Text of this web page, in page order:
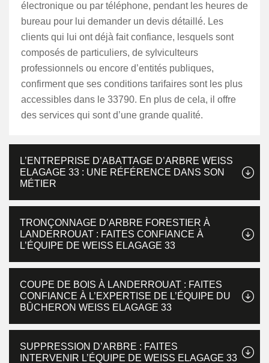
électronique ou par téléphone, pendant les heures de
bureau pour lui demander un devis détaillé. Les
clients qui lui ont déjà fait confiance, lesquels sont
composés de particuliers, de sylviculteurs
professionnels ou encore d’entités publiques,
confirment que ses conditions tarifaires sont les plus
accessibles dans le 33790. En plus de cela, il offre
des services qui sont d’une grande qualité.
L’ENTREPRISE D’ABATTAGE D’ARBRE WEISS
ELAGAGE 33 : UNE RÉFÉRENCE DANS SON
MÉTIER
TRONÇONNAGE D’ARBRE FORESTIER À
LANDERROUAT : FAITES CONFIANCE À
L’ÉQUIPE DE WEISS ELAGAGE 33
COUPE DE BOIS À LANDERROUAT : FAITES
CONFIANCE À L’EXPERTISE DE L’ÉQUIPE DU
BÛCHERON WEISS ELAGAGE 33
SUPPRESSION D’ARBRE : FAITES
INTERVENIR L’ÉQUIPE DE WEISS ELAGAGE 33